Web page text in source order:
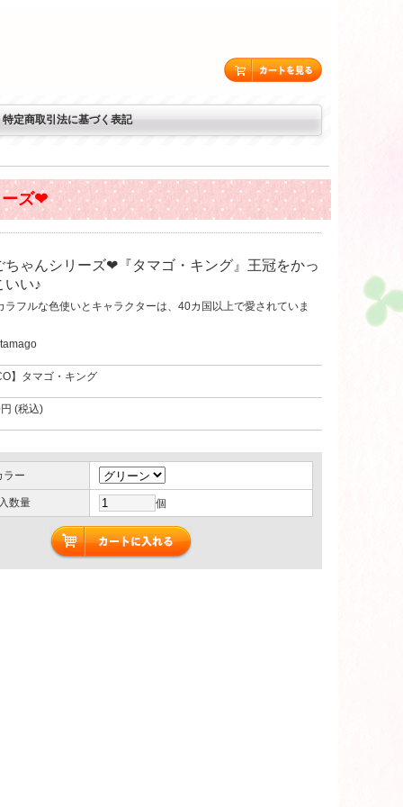
特定商取引法に基づく表記
ーズ❤
ちゃんシリーズ❤『タマゴ・キング』王冠をかっ
いい♪
ラフルな色使いとキャラクターは、40カ国以上で愛されていま
】タマゴ・キング
(税込)
ラー
数量 個